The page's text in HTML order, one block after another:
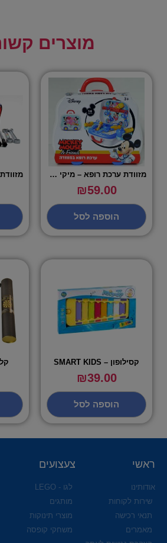
מוצרים
מזוודת ערכת רופא – מיקי מאוס
₪59.00
הוספה לסל
קסילופון – SMART KIDS
₪39.00
הוספה לסל
ראשי
אודותינו
שירות לקוחות
תנאי רכישה
מאמרים
צעצועים
לגו - LEGO
מותגים
מוצרי תינוקות
משחקי קופסה